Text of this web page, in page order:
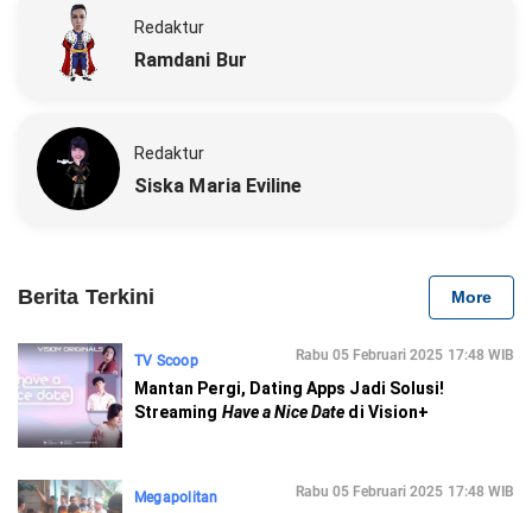
Redaktur
Ramdani Bur
Redaktur
Siska Maria Eviline
Berita Terkini More
TV Scoop Rabu 05 Februari 2025 17:48 WIB
Mantan Pergi, Dating Apps Jadi Solusi!
Streaming Have a Nice Date di Vision+
Megapolitan Rabu 05 Februari 2025 17:48 WIB